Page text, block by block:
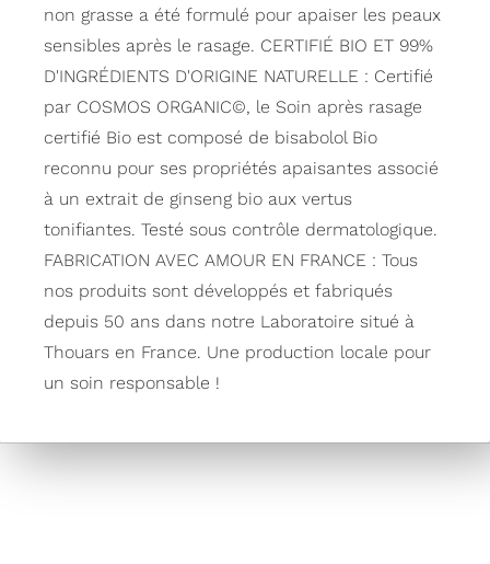
non grasse a été formulé pour apaiser les peaux
sensibles après le rasage. CERTIFIÉ BIO ET 99%
D'INGRÉDIENTS D'ORIGINE NATURELLE : Certifié
par COSMOS ORGANIC©, le Soin après rasage
certifié Bio est composé de bisabolol Bio
reconnu pour ses propriétés apaisantes associé
à un extrait de ginseng bio aux vertus
tonifiantes. Testé sous contrôle dermatologique.
FABRICATION AVEC AMOUR EN FRANCE : Tous
nos produits sont développés et fabriqués
depuis 50 ans dans notre Laboratoire situé à
Thouars en France. Une production locale pour
un soin responsable !